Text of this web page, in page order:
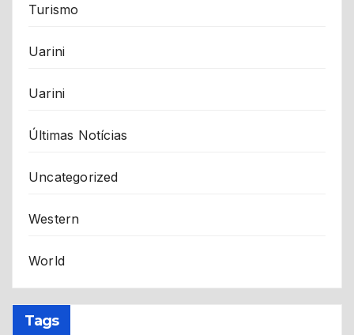
Turismo
Uarini
Uarini
Últimas Notícias
Uncategorized
Western
World
Tags